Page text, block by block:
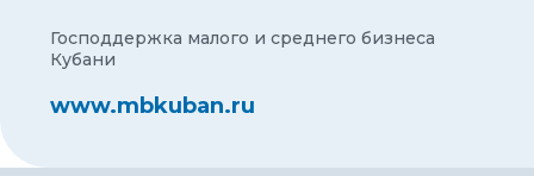
Господдержка малого и среднего бизнеса
Кубани
www.mbkuban.ru